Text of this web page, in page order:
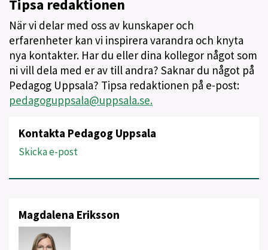
Tipsa redaktionen
När vi delar med oss av kunskaper och
erfarenheter kan vi inspirera varandra och knyta
nya kontakter. Har du eller dina kollegor något som
ni vill dela med er av till andra? Saknar du något på
Pedagog Uppsala? Tipsa redaktionen på e-post:
pedagoguppsala@uppsala.se.
Kontakta Pedagog Uppsala
Skicka e-post
Magdalena Eriksson